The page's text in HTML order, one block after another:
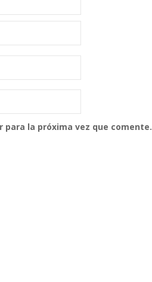
la próxima vez que comente.